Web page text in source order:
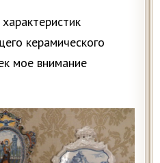
керамического
мое внимание